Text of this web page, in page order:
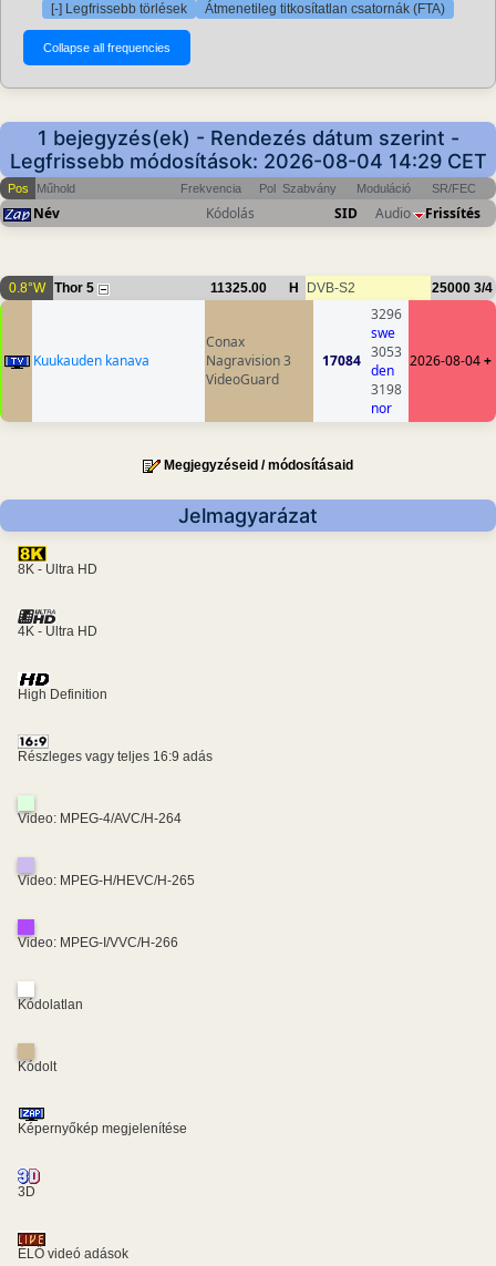
[-] Legfrissebb törlések
Átmenetileg titkosítatlan csatornák (FTA)
1 bejegyzés(ek) - Rendezés dátum szerint -
Legfrissebb módosítások: 2026-08-04 14:29 CET
Pos Műhold Frekvencia Pol Szabvány Moduláció SR/FEC
Név Kódolás SID Audio Frissítés
0.8°W Thor 5 11325.00 H DVB-S2 25000 3/4
Kuukauden kanava
Conax
Nagravision 3
VideoGuard
17084
3296
swe
3053
den
3198
nor
2026-08-04+
Megjegyzéseid / módosításaid
Jelmagyarázat
8K - Ultra HD
4K - Ultra HD
High Definition
Részleges vagy teljes 16:9 adás
Video: MPEG-4/AVC/H-264
Video: MPEG-H/HEVC/H-265
Video: MPEG-I/VVC/H-266
Kódolatlan
Kódolt
Képernyőkép megjelenítése
3D
ÉLŐ videó adások